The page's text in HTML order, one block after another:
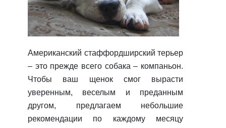
Американский стаффордширский терьер
– это прежде всего собака – компаньон.
Чтобы ваш щенок смог вырасти
уверенным, веселым и преданным
другом, предлагаем небольшие
рекомендации по каждому месяцу